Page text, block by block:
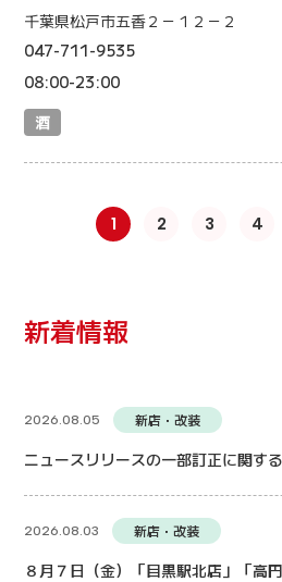
千葉県松戸市五香２－１２－２
047-711-9535
08:00-23:00
酒
1 2 3 4
新着情報
2026.08.05 新店・改装
ニュースリリースの一部訂正に関す
2026.08.03 新店・改装
８月７日（金）「目黒駅北店」「高